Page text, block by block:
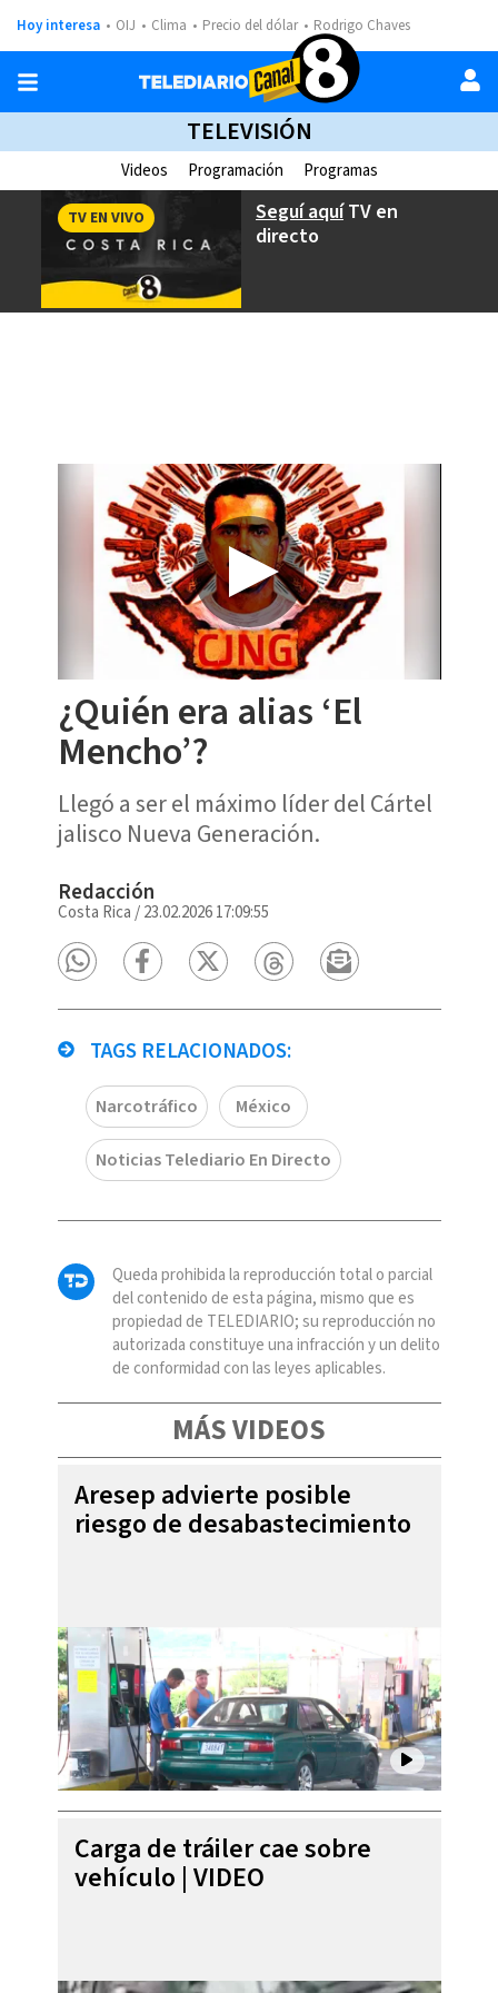
Hoy interesa OIJ Clima Precio del dólar Rodrigo Chaves
TELEVISIÓN
Videos Programación Programas
Seguí aquíTV en
directo
TV EN VIVO
¿Quién era alias ‘El
Mencho’?
Llegó a ser el máximo líder del Cártel
jalisco Nueva Generación.
Redacción
Costa Rica /23.02.2026 17:09:55
TAGS RELACIONADOS:
Narcotráfico México
Noticias Telediario En Directo
Queda prohibida la reproducción total o parcial
del contenido de esta página, mismo que es
propiedad de TELEDIARIO; su reproducción no
autorizada constituye una infracción y un delito
de conformidad con las leyes aplicables.
MÁS VIDEOS
Aresep advierte posible
riesgo de desabastecimiento
Carga de tráiler cae sobre
vehículo | VIDEO